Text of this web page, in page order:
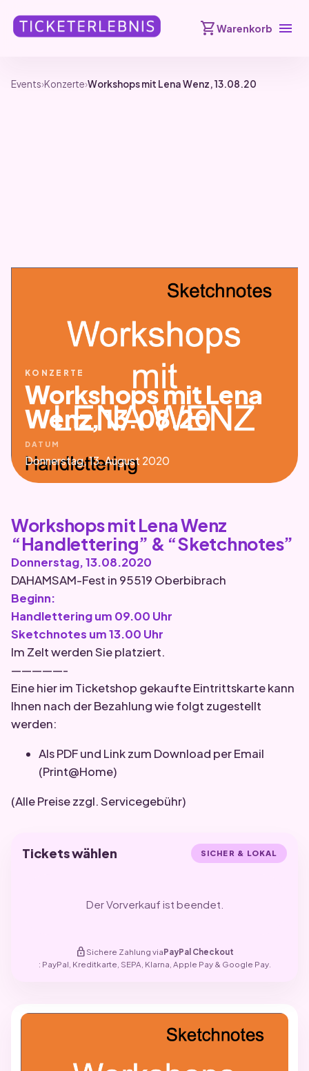
shopping_cartWarenkorb menu
Events›Konzerte›Workshops mit Lena Wenz, 13.08.20
KONZERTE
Workshops mit Lena
Wenz, 13.08.20
DATUM
Donnerstag, 13. August 2020
Workshops mit Lena Wenz
“Handlettering” & “Sketchnotes”
Donnerstag, 13.08.2020
DAHAMSAM-Fest in 95519 Oberbibrach
Beginn:
Handlettering um 09.00 Uhr
Sketchnotes um 13.00 Uhr
Im Zelt werden Sie platziert.
—————-
Eine hier im Ticketshop gekaufte Eintrittskarte kann
Ihnen nach der Bezahlung wie folgt zugestellt
werden:
Als PDF und Link zum Download per Email
(Print@Home)
(Alle Preise zzgl. Servicegebühr)
Tickets wählen SICHER & LOKAL
Der Vorverkauf ist beendet.
lock Sichere Zahlung viaPayPal Checkout
: PayPal, Kreditkarte, SEPA, Klarna, Apple Pay & Google Pay.